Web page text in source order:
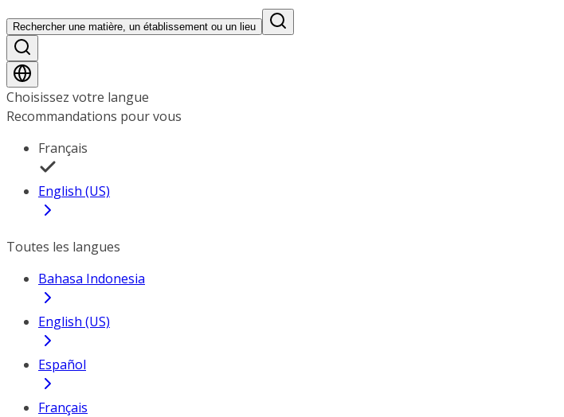
Rechercher une matière, un établissement ou un lieu
Choisissez votre langue
Recommandations pour vous
Français
English (US)
Toutes les langues
Bahasa Indonesia
English (US)
Español
Français